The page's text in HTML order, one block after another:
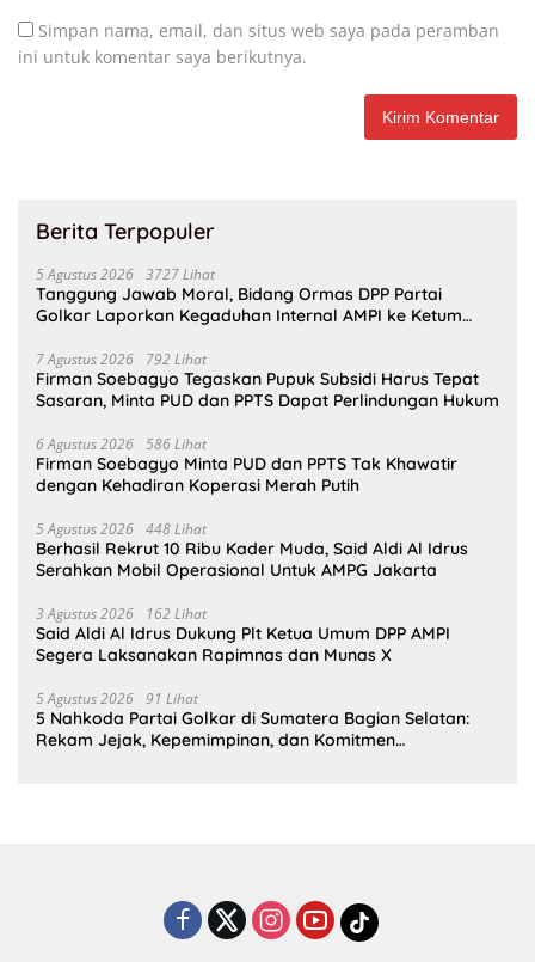
Simpan nama, email, dan situs web saya pada peramban
ini untuk komentar saya berikutnya.
Berita Terpopuler
5 Agustus 2026 3727 Lihat
Tanggung Jawab Moral, Bidang Ormas DPP Partai
Golkar Laporkan Kegaduhan Internal AMPI ke Ketum
7 Agustus 2026 792 Lihat
Firman Soebagyo Tegaskan Pupuk Subsidi Harus Tepat
Sasaran, Minta PUD dan PPTS Dapat Perlindungan Hukum
6 Agustus 2026 586 Lihat
Firman Soebagyo Minta PUD dan PPTS Tak Khawatir
dengan Kehadiran Koperasi Merah Putih
5 Agustus 2026 448 Lihat
Berhasil Rekrut 10 Ribu Kader Muda, Said Aldi Al Idrus
Serahkan Mobil Operasional Untuk AMPG Jakarta
3 Agustus 2026 162 Lihat
Said Aldi Al Idrus Dukung Plt Ketua Umum DPP AMPI
Segera Laksanakan Rapimnas dan Munas X
5 Agustus 2026 91 Lihat
5 Nahkoda Partai Golkar di Sumatera Bagian Selatan:
Rekam Jejak, Kepemimpinan, dan Komitmen